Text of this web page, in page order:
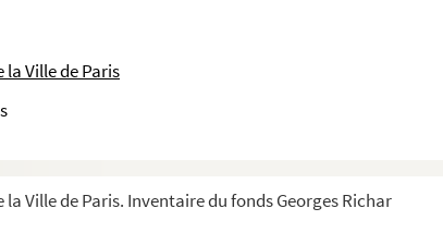
Ville de Paris
Ville de Paris. Inventaire du fonds Georges Richar